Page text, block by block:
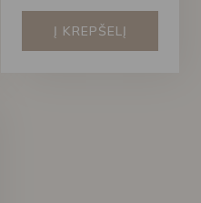
was:
24,00 €.
is:
20,00 €.
Į KREPŠELĮ